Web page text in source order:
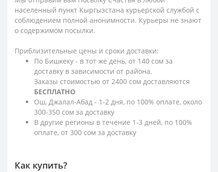
населенный пункт Кыргызстана курьерской службой с
соблюдением полной анонимности. Курьеры не знают
о содержимом посылки.
Приблизительные цены и сроки доставки:
По Бишкеку - в тот же день, от 140 сом за
доставку в зависимости от района.
Заказы стоимостью от 2400 сом доставляются
БЕСПЛАТНО
Ош, Джалал-Абад - 1-2 дня, по 100% оплате, около
300-350 сом за доставку
В другие регионы в течение 1-3 дней, по 100%
оплате, от 300 сом за доставку
Как купить?